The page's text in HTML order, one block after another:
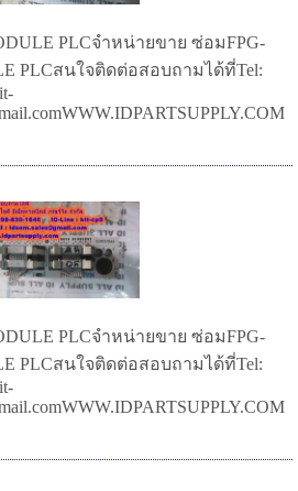
PLCจำหน่ายขาย ซ่อมFPG-
PLCสนใจติดต่อสอบถามได้ที่Tel:
PLCจำหน่ายขาย ซ่อมFPG-
PLCสนใจติดต่อสอบถามได้ที่Tel: